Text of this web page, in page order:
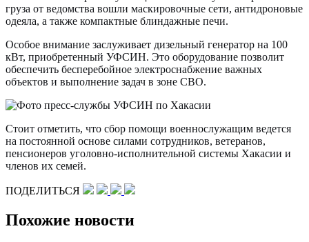
груза от ведомства вошли маскировочные сети, антидроновые
одеяла, а также компактные блиндажные печи.
Особое внимание заслуживает дизельный генератор на 100
кВт, приобретенный УФСИН. Это оборудование позволит
обеспечить бесперебойное электроснабжение важных
объектов и выполнение задач в зоне СВО.
Стоит отметить, что сбор помощи военнослужащим ведется
на постоянной основе силами сотрудников, ветеранов,
пенсионеров уголовно-исполнительной системы Хакасии и
членов их семей.
ПОДЕЛИТЬСЯ
Похожие новости